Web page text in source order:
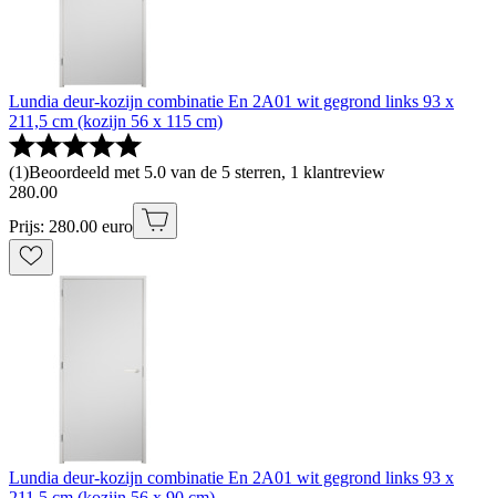
Lundia deur-kozijn combinatie En 2A01 wit gegrond links 93 x
211,5 cm (kozijn 56 x 115 cm)
(1)Beoordeeld met 5.0 van de 5 sterren, 1 klantreview
280.00
Prijs: 280.00 euro
Lundia deur-kozijn combinatie En 2A01 wit gegrond links 93 x